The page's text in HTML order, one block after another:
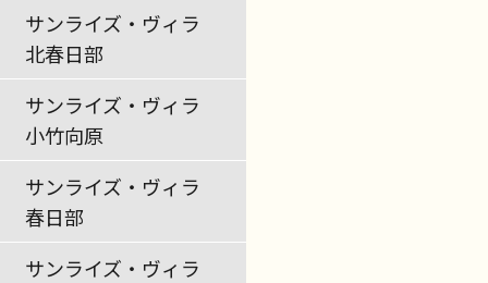
サンライズ・ヴィラ
北春日部
サンライズ・ヴィラ
小竹向原
サンライズ・ヴィラ
春日部
サンライズ・ヴィラ